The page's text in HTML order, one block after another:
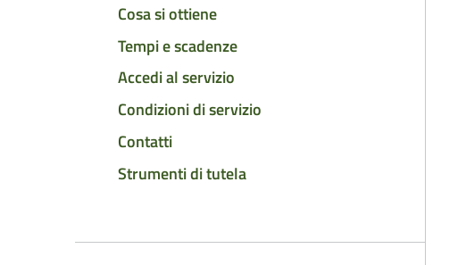
Cosa si ottiene
Tempi e scadenze
Accedi al servizio
Condizioni di servizio
Contatti
Strumenti di tutela